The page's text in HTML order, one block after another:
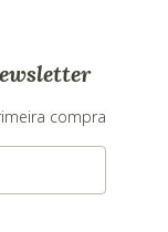
compra